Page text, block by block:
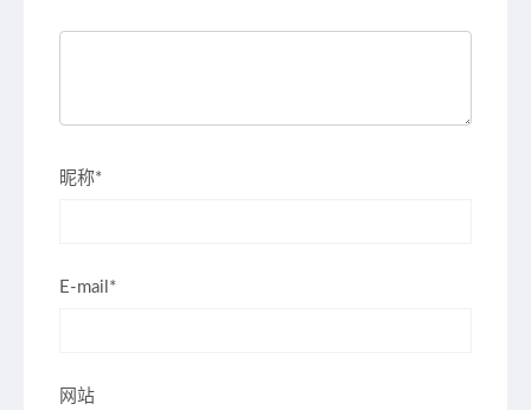
昵称*
E-mail*
网站